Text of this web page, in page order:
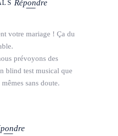
Répondre
votre mariage ! Ça du
prévoyons des
blind test musical que
sans doute.